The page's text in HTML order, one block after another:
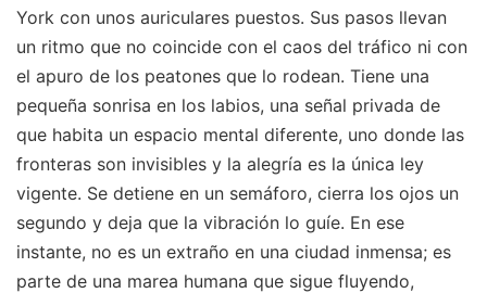
York con unos auriculares puestos. Sus pasos llevan
un ritmo que no coincide con el caos del tráfico ni con
el apuro de los peatones que lo rodean. Tiene una
pequeña sonrisa en los labios, una señal privada de
que habita un espacio mental diferente, uno donde las
fronteras son invisibles y la alegría es la única ley
vigente. Se detiene en un semáforo, cierra los ojos un
segundo y deja que la vibración lo guíe. En ese
instante, no es un extraño en una ciudad inmensa; es
parte de una marea humana que sigue fluyendo,